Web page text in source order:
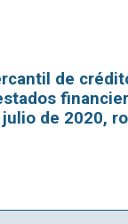
de
de 2020,